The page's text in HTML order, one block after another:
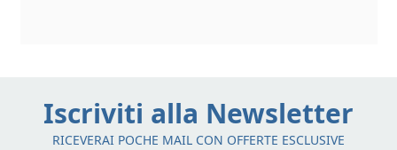
Iscriviti alla Newsletter
RICEVERAI POCHE MAIL CON OFFERTE ESCLUSIVE